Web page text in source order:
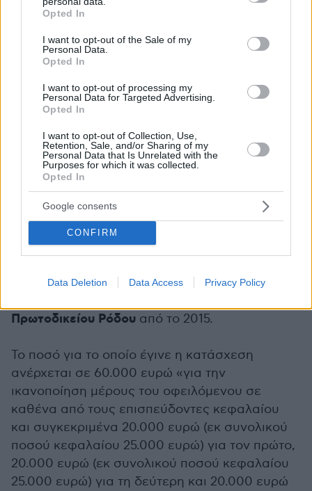
grant or deny consent to Google and its third-party tags to
use your data for below specified purposes in below Google
consent section.
Opted In
I want to opt-out of the Sale of my
Personal Data.
Opted In
I want to opt-out of processing my
Personal Data for Targeted Advertising.
Opted In
I want to opt-out of Collection, Use,
Retention, Sale, and/or Sharing of my
Personal Data that Is Unrelated with the
Purposes for which it was collected.
Opted In
Google consents
CONFIRM
Data Deletion Data Access Privacy Policy
Επίσης, μέχρι την ημερομηνία διεξαγωγής του
είναι πιθανό να ασκηθεί ανακοπή από πλευράς
του οφειλέτη με αίτημα διόρθωσης της τιμής ή
κριθεί από το δικαστήριο. Ετσι, μέχρι τότε
ενδέχεται η διαδικασία να ανασταλεί ή να γίνει
με διαφορετική τιμή πρώτης προσφοράς.
Κατάσχεση για €60.000
Σύμφωνα με το έγγραφο του πλειστηριασμού,
πάντως, επισπεύδοντες είναι τρία φυσικά
πρόσωπα, ο Ι.Γ., η σύζυγός του Λ.Γ. και έτερο
κάτοικοι Χίου, ενώ ο εκτελεστός τίτλος
Πρωτοδικείου Ρόδου από το 2015.
Το ποσό για το οποίο έγινε η κατάσχεση
ανέρχεται σε 60.000 ευρώ «για την
ικανοποίηση μέρους του οφειλόμενου σε
καθένα από τους επισπεύδοντες κεφαλαίου
και συγκεκριμένα 20.000 ευρώ (εκ συνολικού
ποσού κεφαλαίου 25.000 ευρώ) για τον πρώτο,
20.000 ευρώ (εκ συνολικού ποσού κεφαλαίου
25.000 ευρώ) για τη δεύτερη και 20.000 ευρώ